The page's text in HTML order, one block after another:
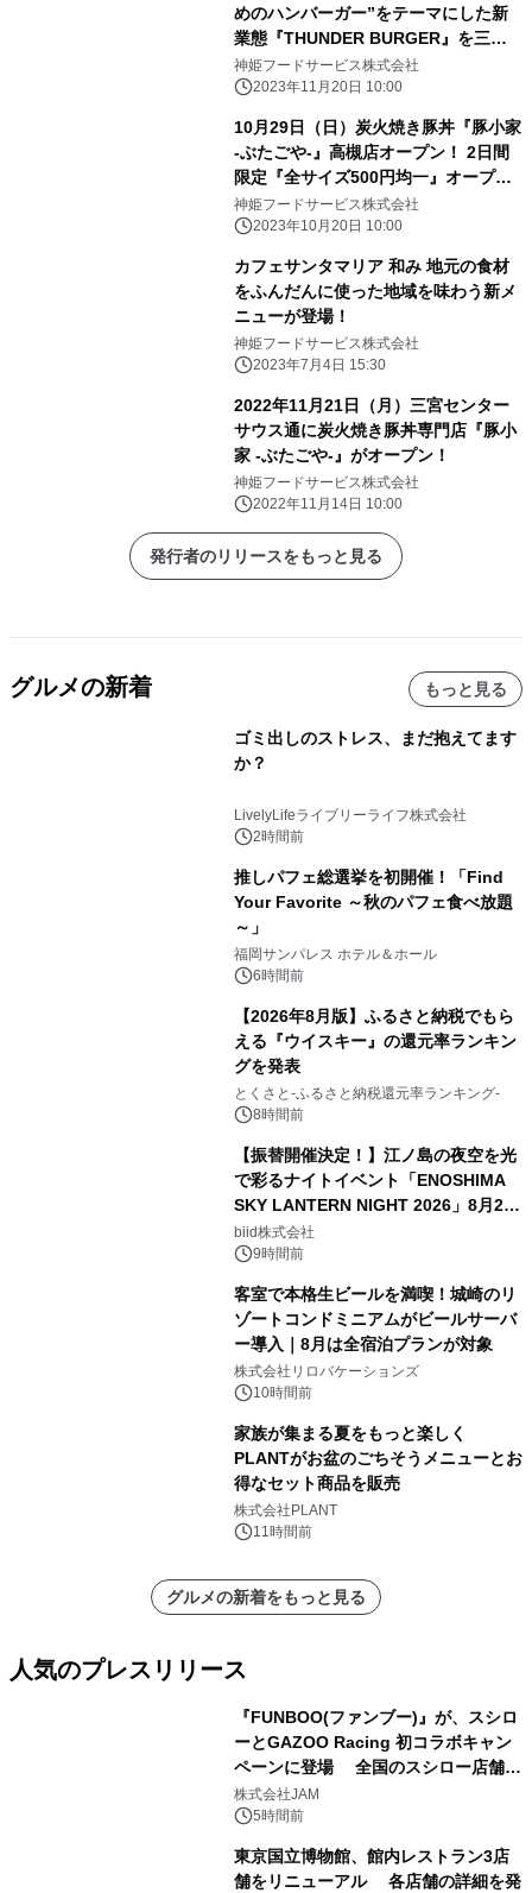
めのハンバーガー”をテーマにした新
業態『THUNDER BURGER』を三宮
センターサウス通りにオープン！
神姫フードサービス株式会社
2023年11月20日 10:00
10月29日（日）炭火焼き豚丼『豚小家
-ぶたごや-』高槻店オープン！ 2日間
限定『全サイズ500円均一』オープニ
ングフェア開催！
神姫フードサービス株式会社
2023年10月20日 10:00
カフェサンタマリア 和み 地元の食材
をふんだんに使った地域を味わう新メ
ニューが登場！
神姫フードサービス株式会社
2023年7月4日 15:30
2022年11月21日（月）三宮センター
サウス通に炭火焼き豚丼専門店『豚小
家 -ぶたごや-』がオープン！
神姫フードサービス株式会社
2022年11月14日 10:00
発行者のリリースをもっと見る
グルメの新着 もっと見る
ゴミ出しのストレス、まだ抱えてます
か？
LivelyLifeライブリーライフ株式会社
2時間前
推しパフェ総選挙を初開催！「Find
Your Favorite ～秋のパフェ食べ放題
～」
福岡サンパレス ホテル＆ホール
6時間前
【2026年8月版】ふるさと納税でもら
える『ウイスキー』の還元率ランキン
グを発表
とくさと-ふるさと納税還元率ランキング-
8時間前
【振替開催決定！】江ノ島の夜空を光
で彩るナイトイベント「ENOSHIMA
SKY LANTERN NIGHT 2026」8月22
日(土)振替開催＆受付スタート！
biid株式会社
9時間前
客室で本格生ビールを満喫！城崎のリ
ゾートコンドミニアムがビールサーバ
ー導入｜8月は全宿泊プランが対象
株式会社リロバケーションズ
10時間前
家族が集まる夏をもっと楽しく
PLANTがお盆のごちそうメニューとお
得なセット商品を販売
株式会社PLANT
11時間前
グルメの新着をもっと見る
人気のプレスリリース
『FUNBOO(ファンブー)』が、スシロ
ーとGAZOO Racing 初コラボキャン
ペーンに登場 全国のスシロー店舗で
GR 4車種の FUNBOO(ミニカー)付き
メニューが展開されます
株式会社JAM
5時間前
東京国立博物館、館内レストラン3店
舗をリニューアル 各店舗の詳細を発